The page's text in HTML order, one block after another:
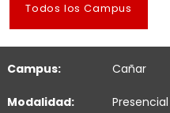
Todos los Campus
Campus: Cañar
Modalidad: Presencial